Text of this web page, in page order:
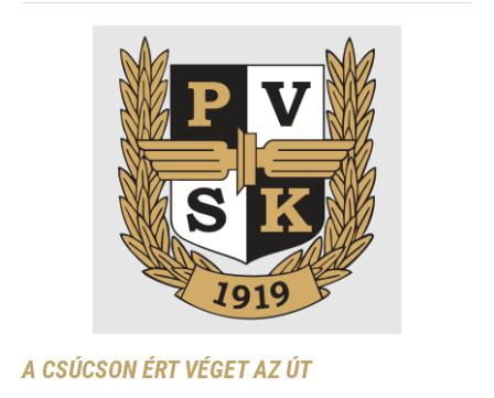
A CSÚCSON ÉRT VÉGET AZ ÚT